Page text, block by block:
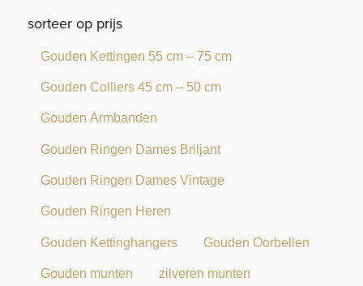
sorteer op prijs
Gouden Kettingen 55 cm – 75 cm
Gouden Colliers 45 cm – 50 cm
Gouden Armbanden
Gouden Ringen Dames Briljant
Gouden Ringen Dames Vintage
Gouden Ringen Heren
Gouden Kettinghangers Gouden Oorbellen
Gouden munten zilveren munten